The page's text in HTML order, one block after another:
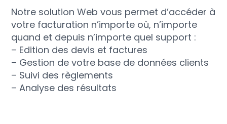
Notre solution Web vous permet d’accéder à
votre facturation n’importe où, n’importe
quand et depuis n’importe quel support :
– Edition des devis et factures
– Gestion de votre base de données clients
– Suivi des règlements
– Analyse des résultats